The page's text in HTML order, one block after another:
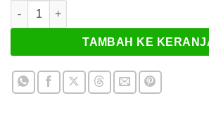
Kuantitas Yamaha 3EN-23144-01-00 Seal
TAMBAH KE